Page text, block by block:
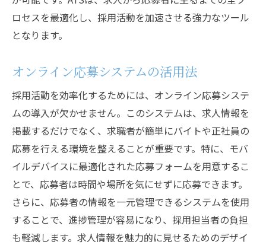
ロセスを最適化し、採用活動を加速させる強力なツール
となります。
オンライン応募システムの活用法
採用活動を効率化するためには、オンライン応募システ
ムの導入が欠かせません。このシステムは、求人情報を
掲載するだけでなく、求職者が簡単にバイトや正社員の
応募を行える環境を整えることが重要です。特に、モバ
イルデバイスに最適化された応募フォームを用意するこ
とで、応募者は時間や場所を気にせずに応募できます。
さらに、応募者の情報を一元管理できるシステムを使用
することで、進捗管理が容易になり、採用担当者の負担
も軽減します。求人情報を魅力的に見せるためのデザイ